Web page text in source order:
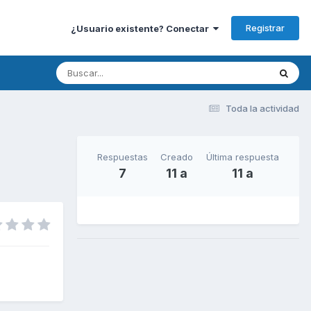
¿Usuario existente? Conectar Registrar
Toda la actividad
Respuestas
7
Creado
11 a
Última respuesta
11 a